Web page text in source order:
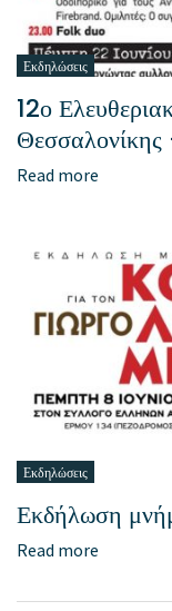
Εκδηλώσεις
12ο
Read more
Εκδηλώσεις
Εκδήλωση
Read more